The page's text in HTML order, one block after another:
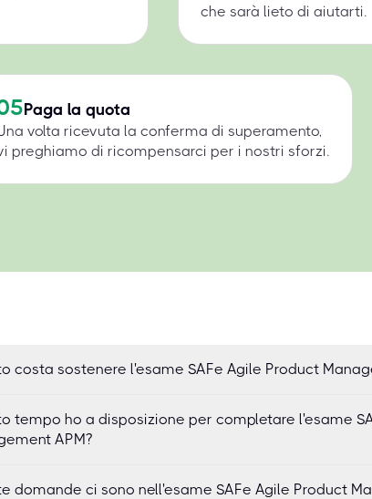
che sarà lieto di aiutarti.
Paga la quota
volta ricevuta la conferma di superamento,
preghiamo di ricompensarci per i nostri sforzi.
costa sostenere l'esame SAFe Agile Product
tempo ho a disposizione per completare l'esame
APM?
domande ci sono nell'esame SAFe Agile Product